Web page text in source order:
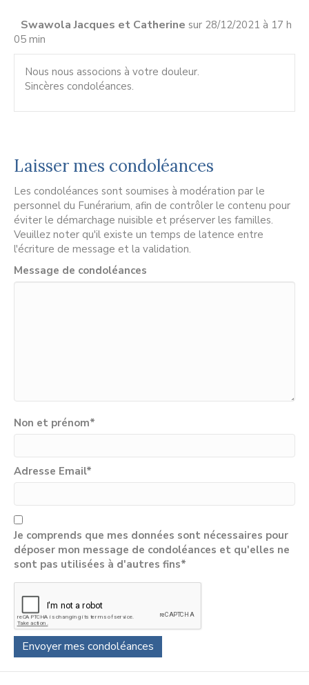
Swawola Jacques et Catherine sur 28/12/2021 à 17 h
05 min
Nous nous associons à votre douleur.
Sincères condoléances.
Laisser mes condoléances
Les condoléances sont soumises à modération par le
personnel du Funérarium, afin de contrôler le contenu pour
éviter le démarchage nuisible et préserver les familles.
Veuillez noter qu'il existe un temps de latence entre
l'écriture de message et la validation.
Message de condoléances
Non et prénom*
Adresse Email*
Je comprends que mes données sont nécessaires pour
déposer mon message de condoléances et qu'elles ne
sont pas utilisées à d'autres fins*